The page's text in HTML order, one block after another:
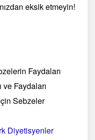
eksik etmeyin!
Faydaları
Faydaları
Sebzeler
Diyetisyenler